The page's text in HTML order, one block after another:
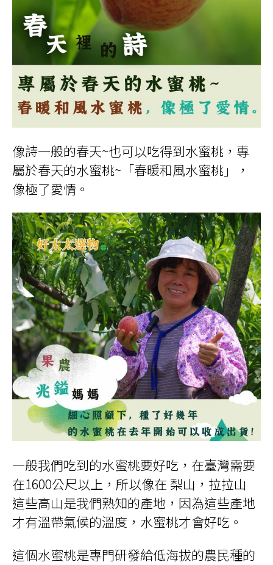
像詩一般的春天~也可以吃得到水蜜桃，專
屬於春天的水蜜桃~「春暖和風水蜜桃」，
像極了愛情。
一般我們吃到的水蜜桃要好吃，在臺灣需要
在1600公尺以上，所以像在 梨山，拉拉山
這些高山是我們熟知的產地，因為這些產地
才有溫帶氣候的溫度，水蜜桃才會好吃。
這個水蜜桃是專門研發給低海拔的農民種的